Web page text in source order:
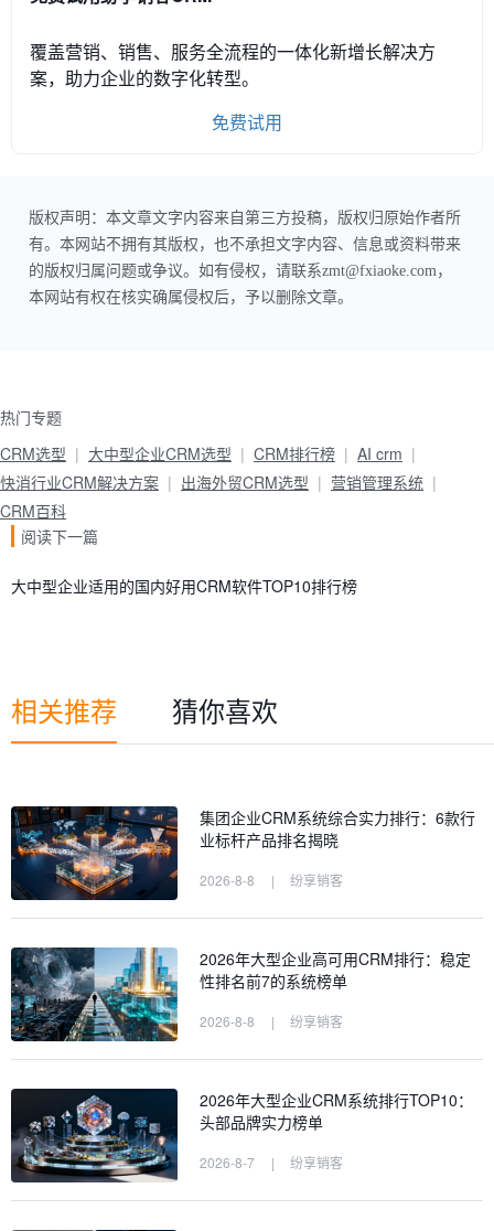
覆盖营销、销售、服务全流程的一体化新增长解决方
案，助力企业的数字化转型。
免费试用
版权声明：本文章文字内容来自第三方投稿，版权归原始作者所
有。本网站不拥有其版权，也不承担文字内容、信息或资料带来
的版权归属问题或争议。如有侵权，请联系zmt@fxiaoke.com，
本网站有权在核实确属侵权后，予以删除文章。
热门专题
CRM选型
大中型企业CRM选型 CRM排行榜
AI crm
快消行业CRM解决方案
出海外贸CRM选型
营销管理系统
CRM百科
阅读下一篇
大中型企业适用的国内好用CRM软件TOP10排行榜
相关推荐 猜你喜欢
集团企业CRM系统综合实力排行：6款行
业标杆产品排名揭晓
2026-8-8 | 纷享销客
2026年大型企业高可用CRM排行：稳定
性排名前7的系统榜单
2026-8-8 | 纷享销客
2026年大型企业CRM系统排行TOP10：
头部品牌实力榜单
2026-8-7 | 纷享销客